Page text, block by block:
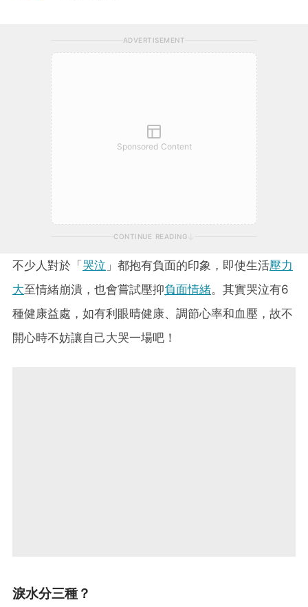
ADVERTISEMENT
Sponsored Content
CONTINUE READING
不少人對於「哭泣 」都抱有負面的印象，即使生活壓力
大至情緒崩潰，也會嘗試壓抑負面情緒。其實哭泣有6
種健康益處，如有利眼晴健康、調節心率和血壓，故不
開心時不妨讓自己大哭一場吧！
淚水分三種？